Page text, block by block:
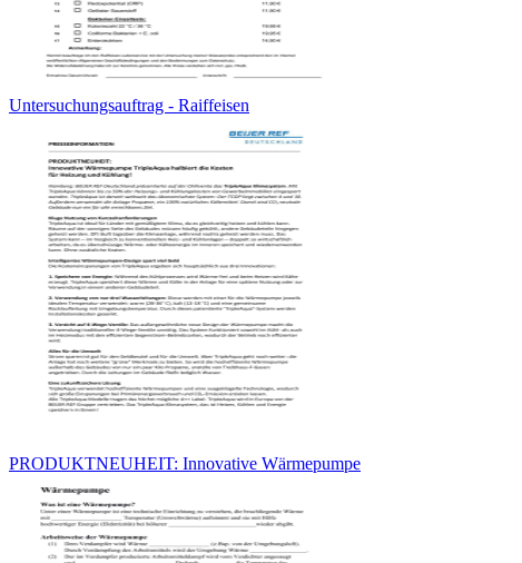
Untersuchungsauftrag - Raiffeisen
PRODUKTNEUHEIT: Innovative Wärmepumpe